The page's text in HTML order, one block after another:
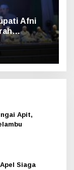
Afni
Apit,
Siaga